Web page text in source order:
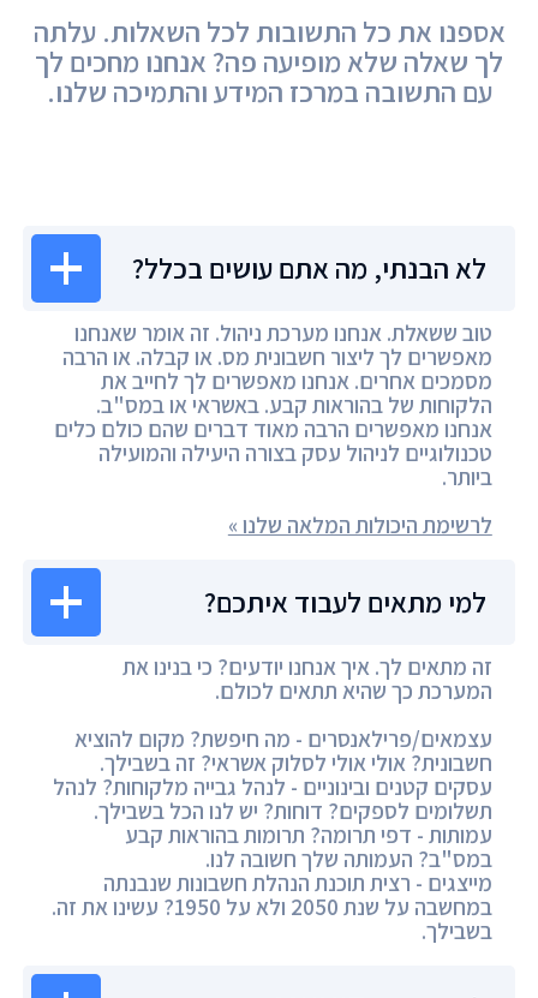
לא הבנתי, מה אתם עושים בכלל?
טוב ששאלת. אנחנו מערכת ניהול. זה אומר שאנחנו
מאפשרים לך ליצור חשבונית מס. או קבלה. או הרבה
מסמכים אחרים. אנחנו מאפשרים לך לחייב את
הלקוחות של בהוראות קבע. באשראי או במס"ב.
אנחנו מאפשרים הרבה מאוד דברים שהם כולם כלים
טכנולוגיים לניהול עסק בצורה היעילה והמועילה
ביותר.
לרשימת היכולות המלאה שלנו »
למי מתאים לעבוד איתכם?
זה מתאים לך. איך אנחנו יודעים? כי בנינו את
המערכת כך שהיא תתאים לכולם.
עצמאים/פרילאנסרים - מה חיפשת? מקום להוציא
חשבונית? אולי אולי לסלוק אשראי? זה בשבילך.
עסקים קטנים ובינוניים - לנהל גבייה מלקוחות? לנהל
תשלומים לספקים? דוחות? יש לנו הכל בשבילך.
עמותות - דפי תרומה? תרומות בהוראות קבע
במס"ב? העמותה שלך חשובה לנו.
מייצגים - רצית תוכנת הנהלת חשבונות שנבנתה
במחשבה על שנת 2050 ולא על 1950? עשינו את זה.
בשבילך.
אספנו את כל התשובות לכל השאלות. עלתה
לך שאלה שלא מופיעה פה? אנחנו מחכים לך
עם התשובה במרכז המידע והתמיכה שלנו.